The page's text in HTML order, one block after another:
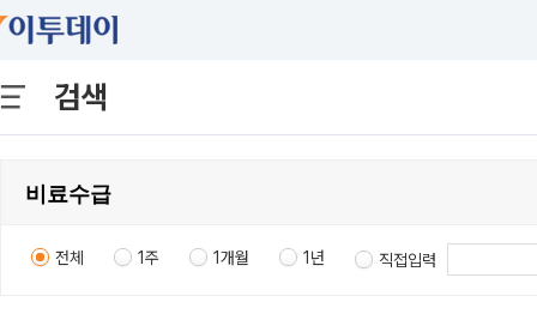
검색
전체 1주 1개월 1년 직접입력